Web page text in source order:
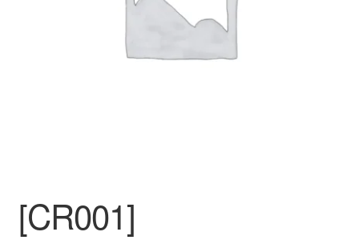
ประกันและการดูแลรักษา
[CR001]